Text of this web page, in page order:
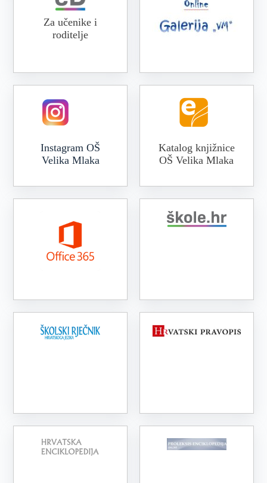
Za učenike i
roditelje
Instagram OŠ
Velika Mlaka
Katalog knjižnice
OŠ Velika Mlaka